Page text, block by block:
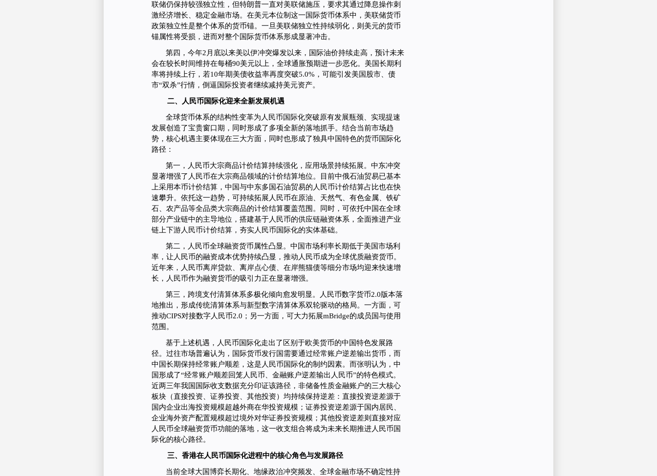
联储仍保持较强独立性，但特朗普一直对美联储施压，要求其通过降息操作刺
激经济增长、稳定金融市场。在美元本位制这一国际货币体系中，美联储货币
政策独立性是整个体系的货币锚。一旦美联储独立性持续弱化，则美元的货币
锚属性将受损，进而对整个国际货币体系形成显著冲击。
第四，今年2月底以来美以伊冲突爆发以来，国际油价持续走高，预计未来
会在较长时间维持在每桶90美元以上，全球通胀预期进一步恶化。美国长期利
率将持续上行，若10年期美债收益率再度突破5.0%，可能引发美国股市、债
市“双杀”行情，倒逼国际投资者继续减持美元资产。
二、人民币国际化迎来全新发展机遇
全球货币体系的结构性变革为人民币国际化突破原有发展瓶颈、实现提速
发展创造了宝贵窗口期，同时形成了多项全新的落地抓手。结合当前市场趋
势，核心机遇主要体现在三大方面，同时也形成了独具中国特色的货币国际化
路径：
第一，人民币大宗商品计价结算持续强化，应用场景持续拓展。中东冲突
显著增强了人民币在大宗商品领域的计价结算地位。目前中俄石油贸易已基本
上采用本币计价结算，中国与中东多国石油贸易的人民币计价结算占比也在快
速攀升。依托这一趋势，可持续拓展人民币在原油、天然气、有色金属、铁矿
石、农产品等全品类大宗商品的计价结算覆盖范围。同时，可依托中国在全球
部分产业链中的主导地位，搭建基于人民币的供应链融资体系，全面推进产业
链上下游人民币计价结算，夯实人民币国际化的实体基础。
第二，人民币全球融资货币属性凸显。中国市场利率长期低于美国市场利
率，让人民币的融资成本优势持续凸显，推动人民币成为全球优质融资货币。
近年来，人民币离岸贷款、离岸点心债、在岸熊猫债等细分市场均迎来快速增
长，人民币作为融资货币的吸引力正在显著增强。
第三，跨境支付清算体系多极化倾向愈发明显。人民币数字货币2.0版本落
地推出，形成传统清算体系与新型数字清算体系双轮驱动的格局。一方面，可
推动CIPS对接数字人民币2.0；另一方面，可大力拓展mBridge的成员国与使用
范围。
基于上述机遇，人民币国际化走出了区别于欧美货币的中国特色发展路
径。过往市场普遍认为，国际货币发行国需要通过经常账户逆差输出货币，而
中国长期保持经常账户顺差，这是人民币国际化的制约因素。而张明认为，中
国形成了“经常账户顺差回笼人民币、金融账户逆差输出人民币”的特色模式。
近两三年我国国际收支数据充分印证该路径，非储备性质金融账户的三大核心
板块（直接投资、证券投资、其他投资）均持续保持逆差：直接投资逆差源于
国内企业出海投资规模超越外商在华投资规模；证券投资逆差源于国内居民、
企业海外资产配置规模超过境外对华证券投资规模；其他投资逆差则直接对应
人民币全球融资货币功能的落地，这一收支组合将成为未来长期推进人民币国
际化的核心路径。
三、香港在人民币国际化进程中的核心角色与发展路径
当前全球大国博弈长期化、地缘政治冲突频发、全球金融市场不确定性持